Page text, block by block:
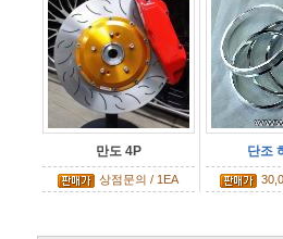
만도 4P
상점문의 / 1EA
단조